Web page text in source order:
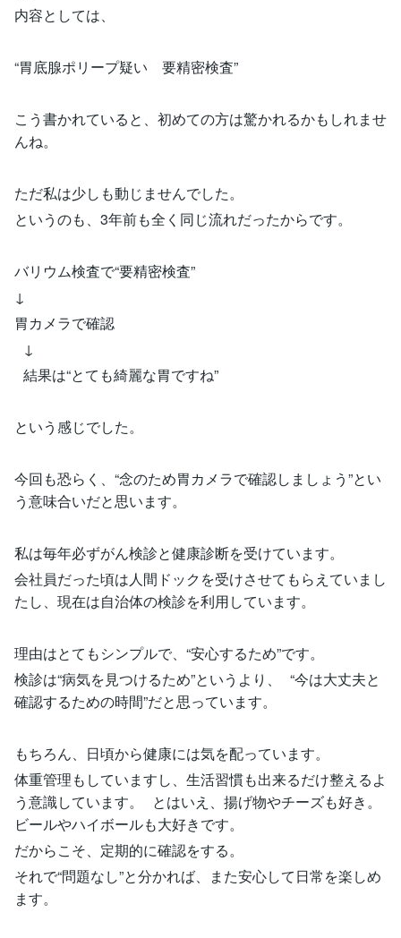
内容としては、
“胃底腺ポリープ疑い 要精密検査”
こう書かれていると、初めての方は驚かれるかもしれませ
んね。
ただ私は少しも動じませんでした。
というのも、3年前も全く同じ流れだったからです。
バリウム検査で“要精密検査”
↓
胃カメラで確認
↓
結果は“とても綺麗な胃ですね”
という感じでした。
今回も恐らく、“念のため胃カメラで確認しましょう”とい
う意味合いだと思います。
私は毎年必ずがん検診と健康診断を受けています。
会社員だった頃は人間ドックを受けさせてもらえていまし
たし、現在は自治体の検診を利用しています。
理由はとてもシンプルで、“安心するため”です。
検診は“病気を見つけるため”というより、 “今は大丈夫と
確認するための時間”だと思っています。
もちろん、日頃から健康には気を配っています。
体重管理もしていますし、生活習慣も出来るだけ整えるよ
う意識しています。 とはいえ、揚げ物やチーズも好き。
ビールやハイボールも大好きです。
だからこそ、定期的に確認をする。
それで“問題なし”と分かれば、また安心して日常を楽しめ
ます。